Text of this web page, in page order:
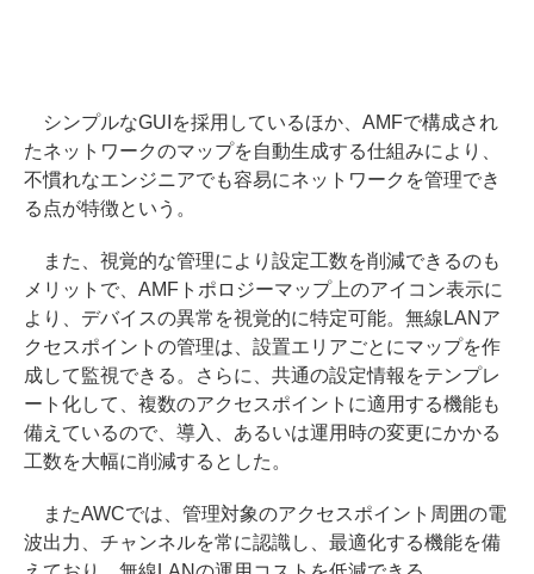
シンプルなGUIを採用しているほか、AMFで構成され
たネットワークのマップを自動生成する仕組みにより、
不慣れなエンジニアでも容易にネットワークを管理でき
る点が特徴という。
また、視覚的な管理により設定工数を削減できるのも
メリットで、AMFトポロジーマップ上のアイコン表示に
より、デバイスの異常を視覚的に特定可能。無線LANア
クセスポイントの管理は、設置エリアごとにマップを作
成して監視できる。さらに、共通の設定情報をテンプレ
ート化して、複数のアクセスポイントに適用する機能も
備えているので、導入、あるいは運用時の変更にかかる
工数を大幅に削減するとした。
またAWCでは、管理対象のアクセスポイント周囲の電
波出力、チャンネルを常に認識し、最適化する機能を備